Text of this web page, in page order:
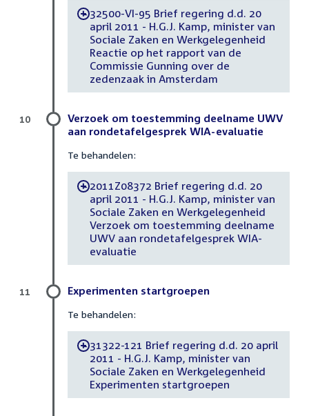
-32500-VI-95 Brief regering d.d. 20
april 2011 - H.G.J. Kamp, minister van
Sociale Zaken en Werkgelegenheid
Reactie op het rapport van de
Commissie Gunning over de
zedenzaak in Amsterdam
Verzoek om toestemming deelname UWV
aan rondetafelgesprek WIA-evaluatie
Te behandelen:
-2011Z08372 Brief regering d.d. 20
april 2011 - H.G.J. Kamp, minister van
Sociale Zaken en Werkgelegenheid
Verzoek om toestemming deelname
UWV aan rondetafelgesprek WIA-
evaluatie
10
Experimenten startgroepen
Te behandelen:
-31322-121 Brief regering d.d. 20 april
2011 - H.G.J. Kamp, minister van
Sociale Zaken en Werkgelegenheid
Experimenten startgroepen
11